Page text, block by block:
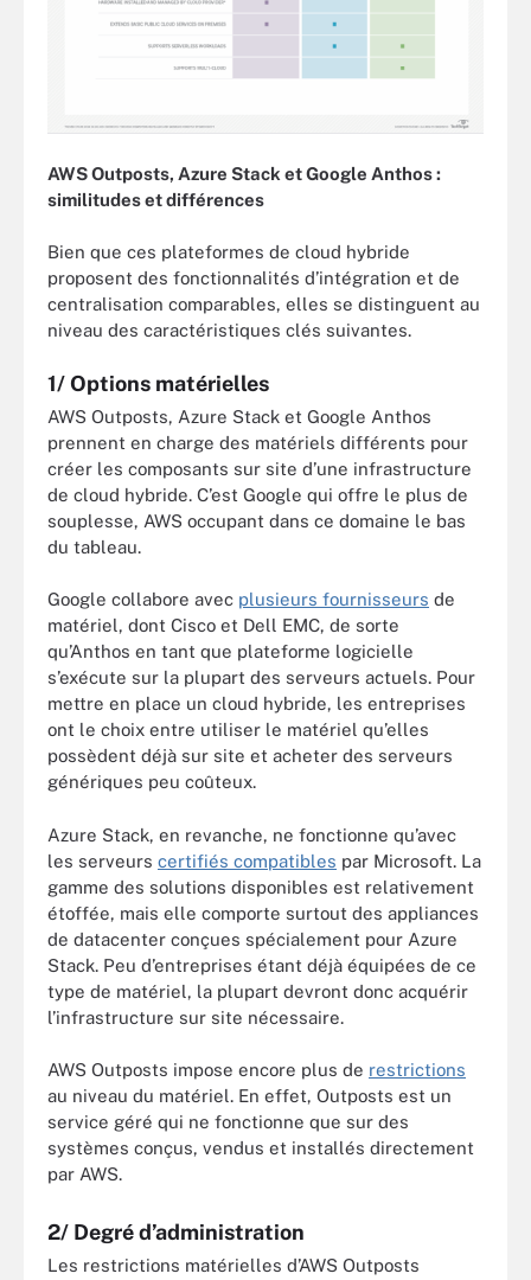
AWS Outposts, Azure Stack et Google Anthos :
similitudes et différences
Bien que ces plateformes de cloud hybride
proposent des fonctionnalités d’intégration et de
centralisation comparables, elles se distinguent au
niveau des caractéristiques clés suivantes.
1/ Options matérielles
AWS Outposts, Azure Stack et Google Anthos
prennent en charge des matériels différents pour
créer les composants sur site d’une infrastructure
de cloud hybride. C’est Google qui offre le plus de
souplesse, AWS occupant dans ce domaine le bas
du tableau.
Google collabore avec plusieurs fournisseurs de
matériel, dont Cisco et Dell EMC, de sorte
qu’Anthos en tant que plateforme logicielle
s’exécute sur la plupart des serveurs actuels. Pour
mettre en place un cloud hybride, les entreprises
ont le choix entre utiliser le matériel qu’elles
possèdent déjà sur site et acheter des serveurs
génériques peu coûteux.
Azure Stack, en revanche, ne fonctionne qu’avec
les serveurs certifiés compatibles par Microsoft. La
gamme des solutions disponibles est relativement
étoffée, mais elle comporte surtout des appliances
de datacenter conçues spécialement pour Azure
Stack. Peu d’entreprises étant déjà équipées de ce
type de matériel, la plupart devront donc acquérir
l’infrastructure sur site nécessaire.
AWS Outposts impose encore plus de restrictions
au niveau du matériel. En effet, Outposts est un
service géré qui ne fonctionne que sur des
systèmes conçus, vendus et installés directement
par AWS.
2/ Degré d’administration
Les restrictions matérielles d’AWS Outposts